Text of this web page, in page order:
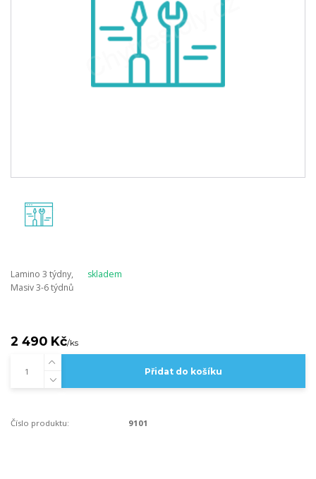
Lamino 3 týdny,
Masiv 3-6 týdnů
skladem
2 490 Kč/ks
Přidat do košíku
Číslo produktu: 9101